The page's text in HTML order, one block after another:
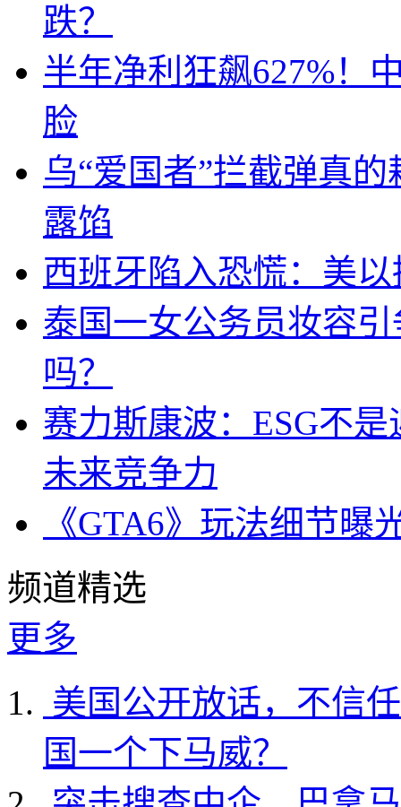
跌？
半年净利狂飙627%！
脸
乌“爱国者”拦截弹真
露馅
西班牙陷入恐慌：美
泰国一女公务员妆容
吗？
赛力斯康波：ESG不
未来竞争力
《GTA6》玩法细节
频道精选
更多
美国公开放话，不信
国一个下马威？